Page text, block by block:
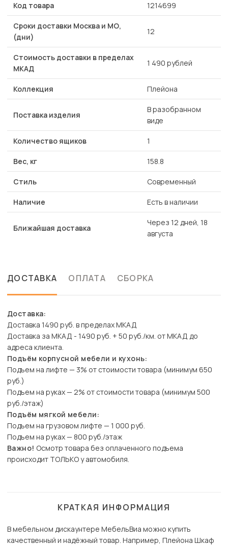
Код товара 1214699
Сроки доставки Москва и МО,
(дни)
12
Стоимость доставки в пределах
МКАД
1 490 рублей
Коллекция Плейона
Поставка изделия
В разобранном
виде
Количество ящиков 1
Вес, кг 158.8
Стиль Современный
Наличие Есть в наличии
Ближайшая доставка
Через 12 дней, 18
августа
ДОСТАВКА ОПЛАТА СБОРКА
Доставка:
Доставка 1490 руб. в пределах МКАД
Доставка за МКАД - 1490 руб. + 50 руб./км. от МКАД до
адреса клиента.
Подъём корпусной мебели и кухонь:
Подъем на лифте — 3% от стоимости товара (минимум 650
руб.)
Подъем на руках — 2% от стоимости товара (минимум 500
руб./этаж)
Подъём мягкой мебели:
Подъем на грузовом лифте — 1 000 руб.
Подъем на руках — 800 руб./этаж
Важно! Осмотр товара без оплаченного подъема
происходит ТОЛЬКО у автомобиля.
КРАТКАЯ ИНФОРМАЦИЯ
В мебельном дискаунтере МебельВиа можно купить
качественный и надёжный товар. Например, Плейона Шкаф